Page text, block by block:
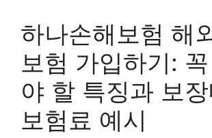
하나손해보험 해
보험 가입하기:
야 할 특징과 보
보험료 예시